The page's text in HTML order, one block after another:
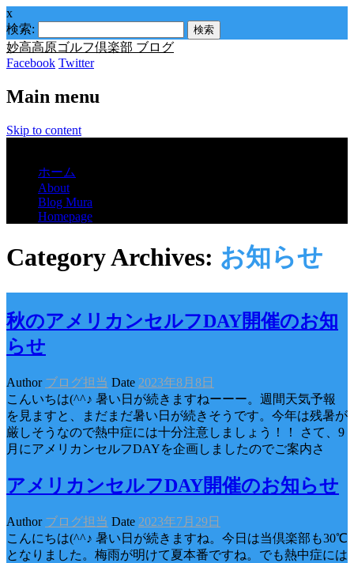
x
検索:
妙高高原ゴルフ倶楽部 ブログ
Facebook Twitter
Main menu
Skip to content
ホーム
About
Blog Mura
Homepage
Category Archives: お知らせ
秋のアメリカンセルフDAY開催のお知
らせ
Author ブログ担当 Date 2023年8月8日
こんいちは(^^♪ 暑い日が続きますねーーー。週間天気予報
を見ますと、まだまだ暑い日が続きそうです。今年は残暑が
厳しそうなので熱中症には十分注意しましょう！！ さて、9
月にアメリカンセルフDAYを企画しましたのでご案内さ
アメリカンセルフDAY開催のお知らせ
Author ブログ担当 Date 2023年7月29日
こんにちは(^^♪ 暑い日が続きますね。今日は当倶楽部も30℃
となりました。梅雨が明けて夏本番ですね。でも熱中症には